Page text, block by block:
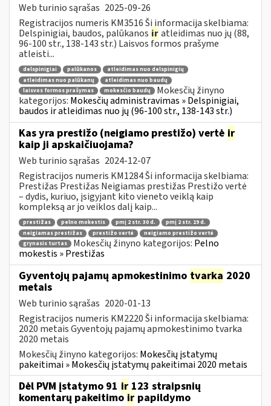
Web turinio sąrašas 2025-09-26
Registracijos numeris KM3516 Ši informacija skelbiama:
Delspinigiai, baudos, palūkanos iratleidimas nuo jų (88,
96-100 str., 138-143 str.) Laisvos formos prašyme
atleisti...
delspinigiai palūkanos
atleidimas nuo delspinigių
atleidimas nuo palūkanų
atleidimas nuo baudų
laisvos formos prašymas
mokesčio baudų
Mokesčių žinyno
kategorijos: Mokesčių administravimas » Delspinigiai,
baudos ir atleidimas nuo jų (96-100 str., 138-143 str.)
Kas yra prestižo (neigiamo prestižo) vertė ir
kaip ji apskaičiuojama?
Web turinio sąrašas 2024-12-07
Registracijos numeris KM1284 Ši informacija skelbiama:
Prestižas Prestižas Neigiamas prestižas Prestižo vertė
– dydis, kuriuo, įsigyjant kito vieneto veiklą kaip
kompleksą ar jo veiklos dalį kaip...
prestižas pelno mokestis pmį 2 str. 30 d.
pmį 2 str. 19 d.
neigiamas prestižas
prestižo vertė
neigiamo prestižo vertė
grynasis turtas
Mokesčių žinyno kategorijos: Pelno
mokestis » Prestižas
Gyventojų pajamų apmokestinimo tvarka 2020
metais
Web turinio sąrašas 2020-01-13
Registracijos numeris KM2220 Ši informacija skelbiama:
2020 metais Gyventojų pajamų apmokestinimo tvarka
2020 metais
Mokesčių žinyno kategorijos: Mokesčių įstatymų
pakeitimai » Mokesčių įstatymų pakeitimai 2020 metais
Dėl PVM įstatymo 91 ir 123 straipsnių
komentarų pakeitimoir papildymo